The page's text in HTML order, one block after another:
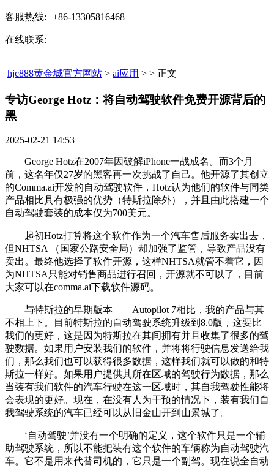
客服热线: +86-13305816468
在线联系:
hjc888黄金城官方网站 > ai应用 > > 正文
专访George Hotz：将自动驾驶软件免费开源背后的
黑​
2025-02-21 14:53
George Hotz在2007年因破解iPhone一战成名。而3个月
前，这名年仅27岁的黑客再一次挑战了自己。他开源了其创立
的Comma.ai开发的自动驾驶软件，Hotz认为他们的软件与同类
产品相比具有极强的优势（特斯拉除外），并且由此搭建一个
自动驾驶套装的成本仅为700美元。
起初Hotz打算将这个软件作为一个汽车售后服务卖出去，
但NHTSA （国家公路安全局）却加强了监管，导致产品没有
卖出。最终他选择了软件开源，这样NHTSA就管不着它，因
为NHTSA只能对销售商品进行召回，开源就不可以了，目前
大家可以在comma.ai下载软件源码。
与特斯拉的早期版本——Autopilot 7相比，我的产品与其
不相上下。目前特斯拉的自动驾驶系统升级到8.0版，这要比
我们的更好，这是因为特斯拉在其间拥有并且收集了很多的驾
驶数据。如果用户安装我们的软件，并将将行驶信息发送给我
们，那么我们也可以获得很多数据，这样我们就可以做的和特
斯拉一样好。如果用户提供其所在区域的驾驶行为数据，那么
当装有我们软件的汽车行驶在这一区域时，其自我驾驶性能将
会表现的更好。现在，在没有人为干预的情况下，装有我们自
我驾驶系统的汽车已经可以从旧金山开到山景城了。
‘自动驾驶’并没有一个明确的定义，这个软件只是一个辅
助驾驶系统，所以不能把装有这个软件的车辆称为自动驾驶汽
车。它不是用来代替司机的，它只是一个副驾。现在说全自动